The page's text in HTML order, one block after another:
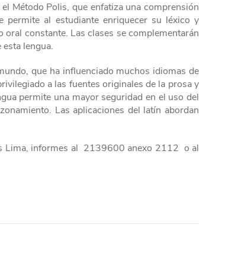
Método Polis, que enfatiza una comprensión
al estudiante enriquecer su léxico y
constante. Las clases se complementarán
lengua.
que ha influenciado muchos idiomas de
a las fuentes originales de la prosa y
permite una mayor seguridad en el uso del
Las aplicaciones del latín abordan
Lima, informes al 2139600 anexo 2112 o al